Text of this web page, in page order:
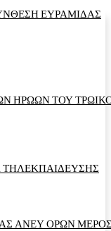
ΕΥΡΑΜΙΔΑΣ
ΗΡΩΩΝ ΤΟΥ
ΑΝΕΥ ΟΡΩΝ ΜΕΡΟΣ